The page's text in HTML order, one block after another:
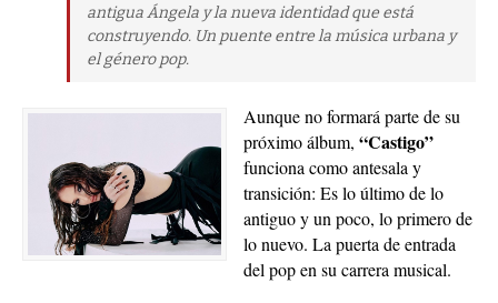
antigua Ángela y la nueva identidad que está
construyendo. Un puente entre la música urbana y
el género pop.
Aunque no formará parte de su
próximo álbum, “Castigo”
funciona como antesala y
transición: Es lo último de lo
antiguo y un poco, lo primero de
lo nuevo. La puerta de entrada
del pop en su carrera musical.